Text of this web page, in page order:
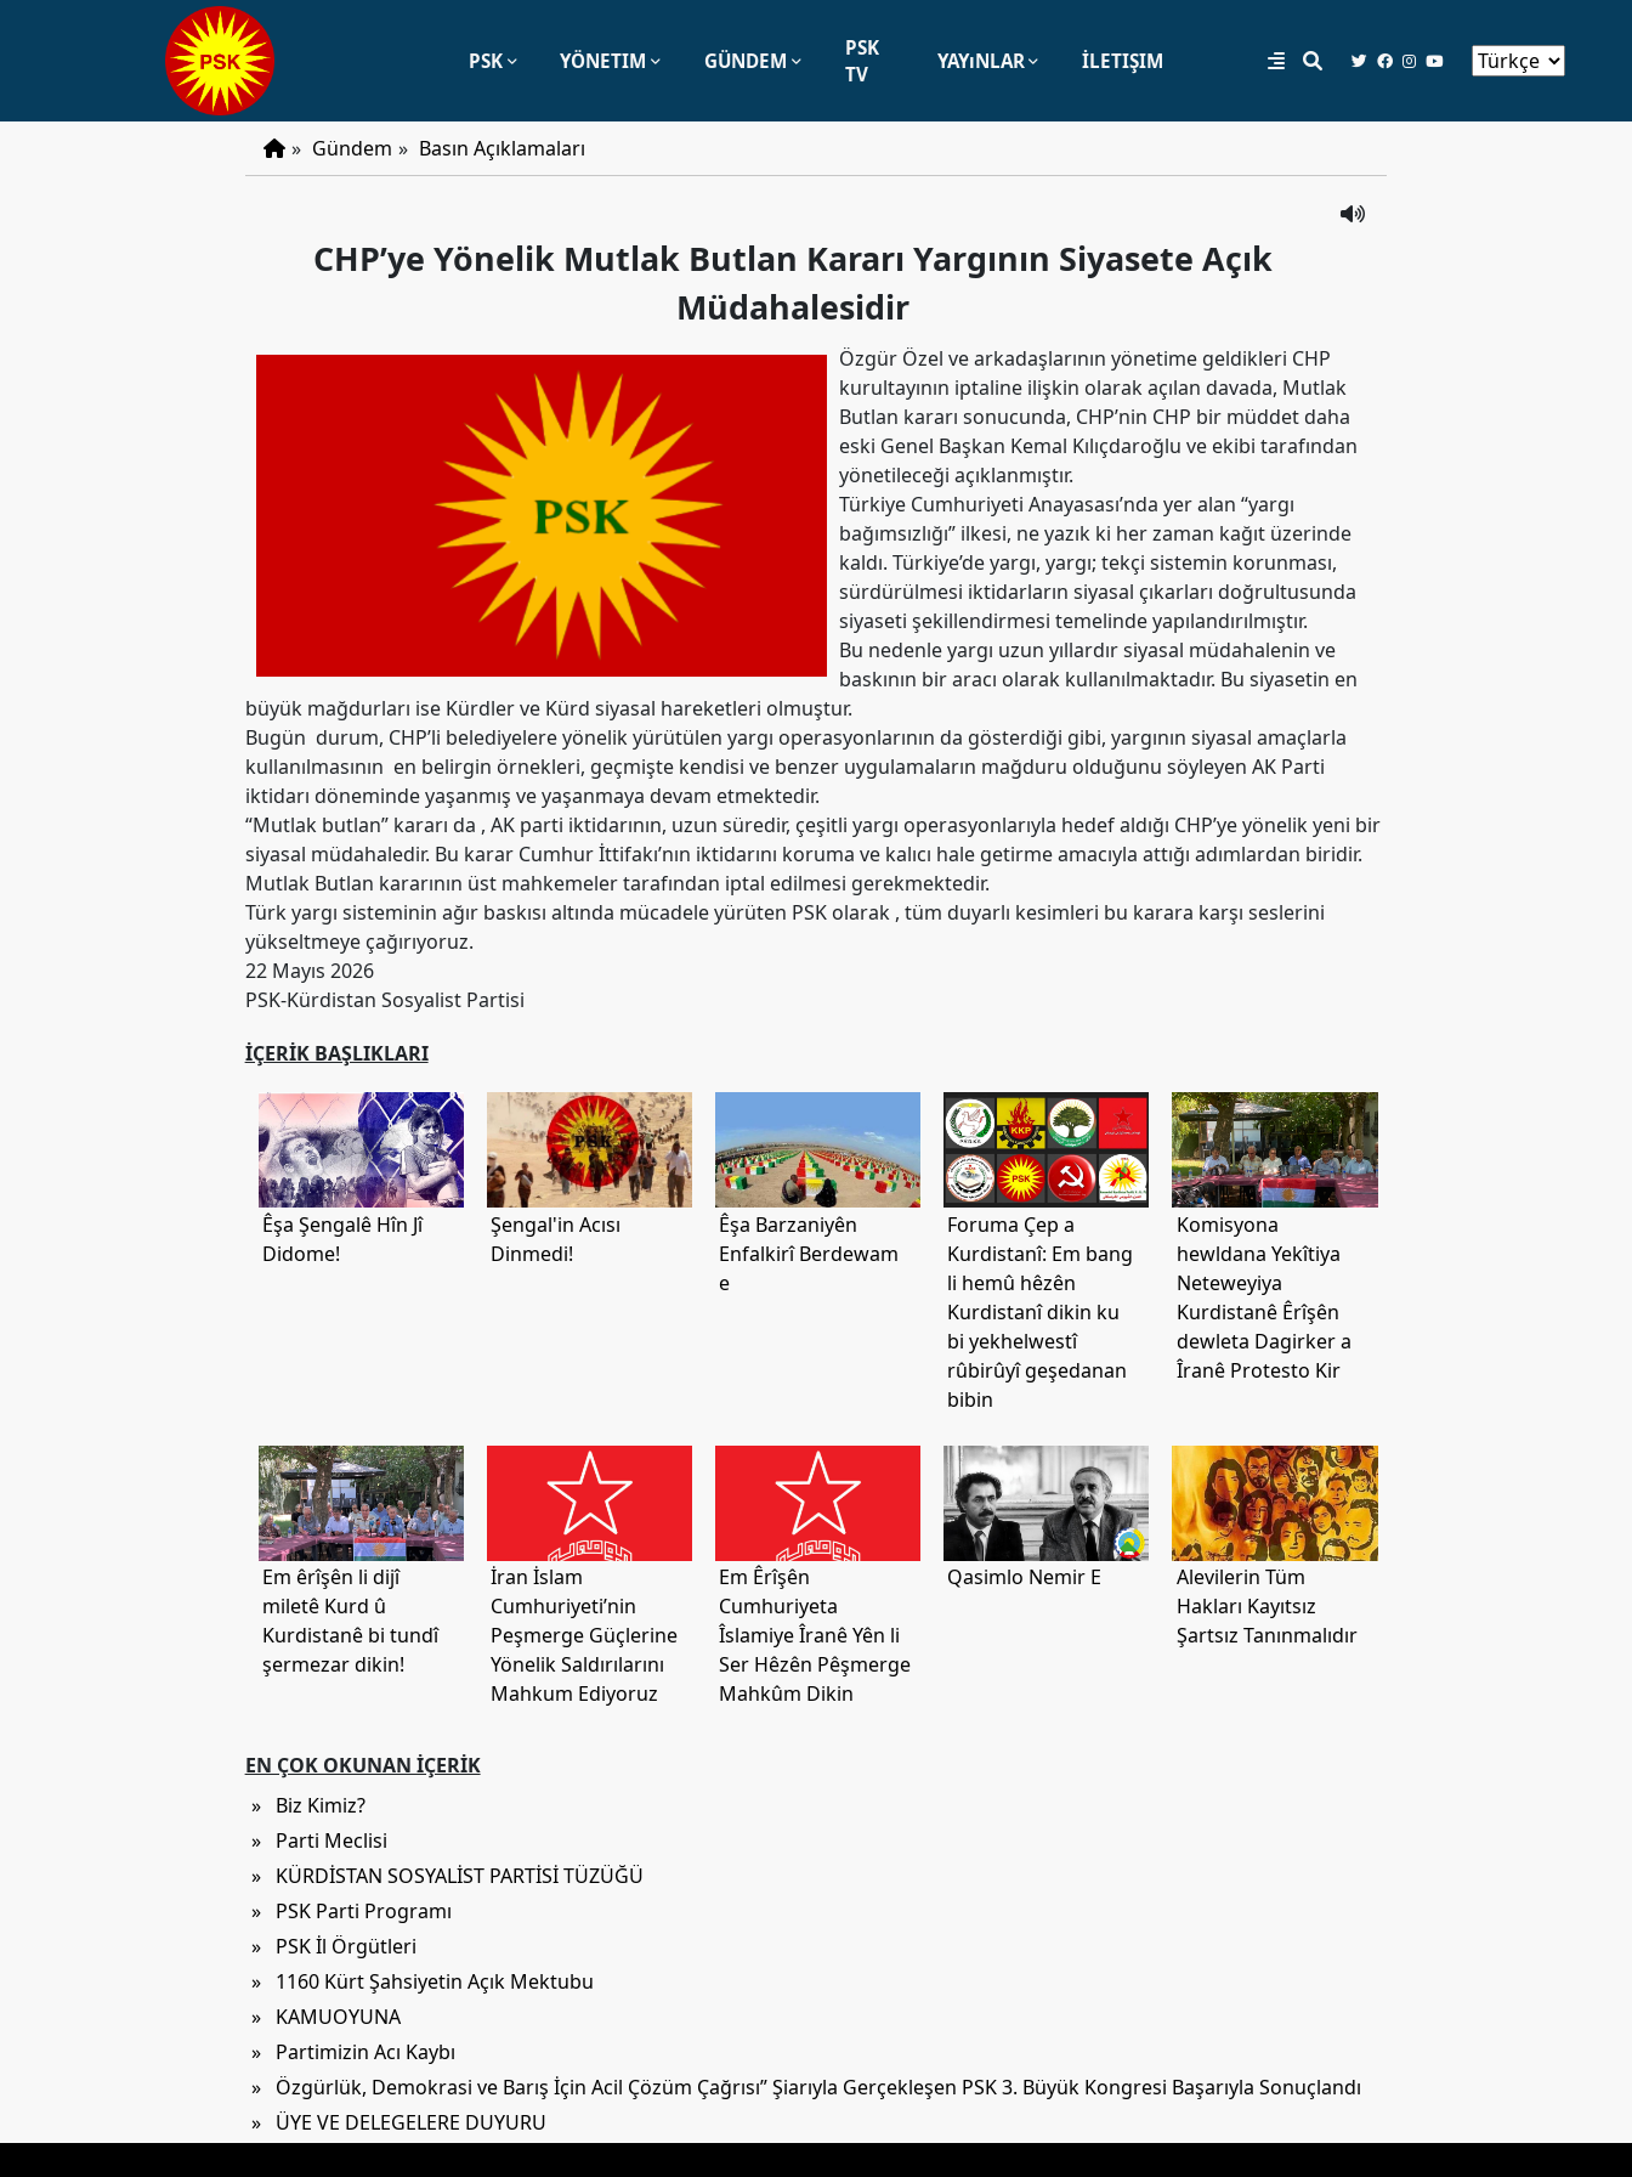
PSK YÖNETIM GÜNDEM
PSK
TV
YAYıNLAR İLETIŞIM
» Gündem » Basın Açıklamaları
CHP’ye Yönelik Mutlak Butlan Kararı Yargının Siyasete Açık
Müdahalesidir
Özgür Özel ve arkadaşlarının yönetime geldikleri CHP
kurultayının iptaline ilişkin olarak açılan davada, Mutlak
Butlan kararı sonucunda, CHP’nin CHP bir müddet daha
eski Genel Başkan Kemal Kılıçdaroğlu ve ekibi tarafından
yönetileceği açıklanmıştır.
Türkiye Cumhuriyeti Anayasası’nda yer alan “yargı
bağımsızlığı” ilkesi, ne yazık ki her zaman kağıt üzerinde
kaldı. Türkiye’de yargı, yargı; tekçi sistemin korunması,
sürdürülmesi iktidarların siyasal çıkarları doğrultusunda
siyaseti şekillendirmesi temelinde yapılandırılmıştır.
Bu nedenle yargı uzun yıllardır siyasal müdahalenin ve
baskının bir aracı olarak kullanılmaktadır. Bu siyasetin en
büyük mağdurları ise Kürdler ve Kürd siyasal hareketleri olmuştur.
Bugün durum, CHP’li belediyelere yönelik yürütülen yargı operasyonlarının da gösterdiği gibi, yargının siyasal amaçlarla
kullanılmasının en belirgin örnekleri, geçmişte kendisi ve benzer uygulamaların mağduru olduğunu söyleyen AK Parti
iktidarı döneminde yaşanmış ve yaşanmaya devam etmektedir.
“Mutlak butlan” kararı da , AK parti iktidarının, uzun süredir, çeşitli yargı operasyonlarıyla hedef aldığı CHP’ye yönelik yeni bir
siyasal müdahaledir. Bu karar Cumhur İttifakı’nın iktidarını koruma ve kalıcı hale getirme amacıyla attığı adımlardan biridir.
Mutlak Butlan kararının üst mahkemeler tarafından iptal edilmesi gerekmektedir.
Türk yargı sisteminin ağır baskısı altında mücadele yürüten PSK olarak , tüm duyarlı kesimleri bu karara karşı seslerini
yükseltmeye çağırıyoruz.
22 Mayıs 2026
PSK-Kürdistan Sosyalist Partisi
İÇERIK BAŞLIKLARI
Êşa Şengalê Hîn Jî
Didome!
Şengal'in Acısı
Dinmedi!
Êşa Barzaniyên
Enfalkirî Berdewam
e
Foruma Çep a
Kurdistanî: Em bang
li hemû hêzên
Kurdistanî dikin ku
bi yekhelwestî
rûbirûyî geşedanan
bibin
Komisyona
hewldana Yekîtiya
Neteweyiya
Kurdistanê Êrîşên
dewleta Dagirker a
Îranê Protesto Kir
Em êrîşên li dijî
miletê Kurd û
Kurdistanê bi tundî
şermezar dikin!
İran İslam
Cumhuriyeti’nin
Peşmerge Güçlerine
Yönelik Saldırılarını
Mahkum Ediyoruz
Em Êrîşên
Cumhuriyeta
Îslamiye Îranê Yên li
Ser Hêzên Pêşmerge
Mahkûm Dikin
Qasimlo Nemir E
Alevilerin Tüm
Hakları Kayıtsız
Şartsız Tanınmalıdır
EN ÇOK OKUNAN İÇERIK
» Biz Kimiz?
» Parti Meclisi
» KÜRDİSTAN SOSYALİST PARTİSİ TÜZÜĞÜ
» PSK Parti Programı
» PSK İl Örgütleri
» 1160 Kürt Şahsiyetin Açık Mektubu
» KAMUOYUNA
» Partimizin Acı Kaybı
» Özgürlük, Demokrasi ve Barış İçin Acil Çözüm Çağrısı” Şiarıyla Gerçekleşen PSK 3. Büyük Kongresi Başarıyla Sonuçlandı
» ÜYE VE DELEGELERE DUYURU